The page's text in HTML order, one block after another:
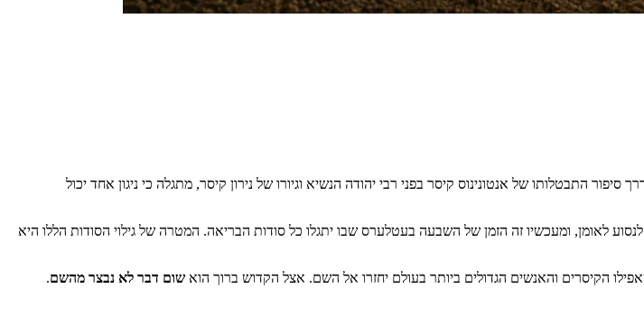
התבטלותו של אנטונינוס קיסר בפני רבי יהודה הנשיא וגיורו של נירון קיסר, מתגלה כי ניגון אחד יכול
לאומן, ומעכשיו זה הזמן של השבעה בעטלערס שבו יתגלו כל סודות הבריאה. המטרה של גילוי הסודות הללו היא
הקיסרים והאנשים הגדולים ביותר בעולם יחזרו אל השם. אצל הקדוש ברוך הוא שום דבר לא נבצר מהשם.